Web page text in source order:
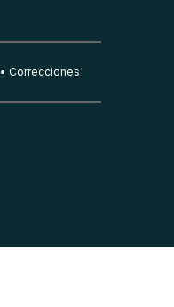
Correcciones